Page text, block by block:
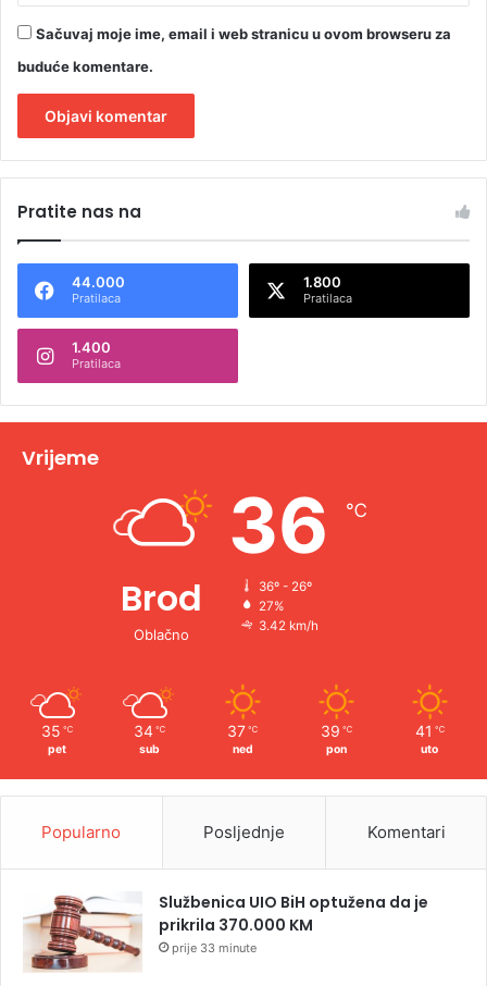
Sačuvaj moje ime, email i web stranicu u ovom browseru za
buduće komentare.
t
n
t
v
Pratite nas na
44.000
Pratilaca
1.800
Pratilaca
1.400
Pratilaca
Vrijeme
Brod
Oblačno
36 ℃
36º - 26º
27%
3.42 km/h
35 ℃
pet
34 ℃
sub
37 ℃
ned
39 ℃
pon
41 ℃
uto
Popularno Posljednje Komentari
Službenica UIO BiH optužena da je
prikrila 370.000 KM
prije 33 minute